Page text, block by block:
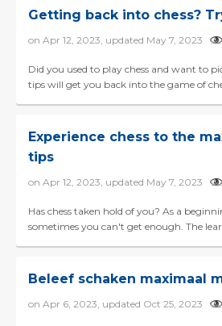
Getting back into chess?
on Apr 12, 2023, updated May 7, 2023
Did you used to play chess and want to
tips will get you back into the game of
Experience chess to the
tips
on Apr 12, 2023, updated May 7, 2023
Has chess taken hold of you? As a
sometimes you can't get enough. The
Beleef schaken maximaal
on Apr 6, 2023, updated Oct 25, 2023